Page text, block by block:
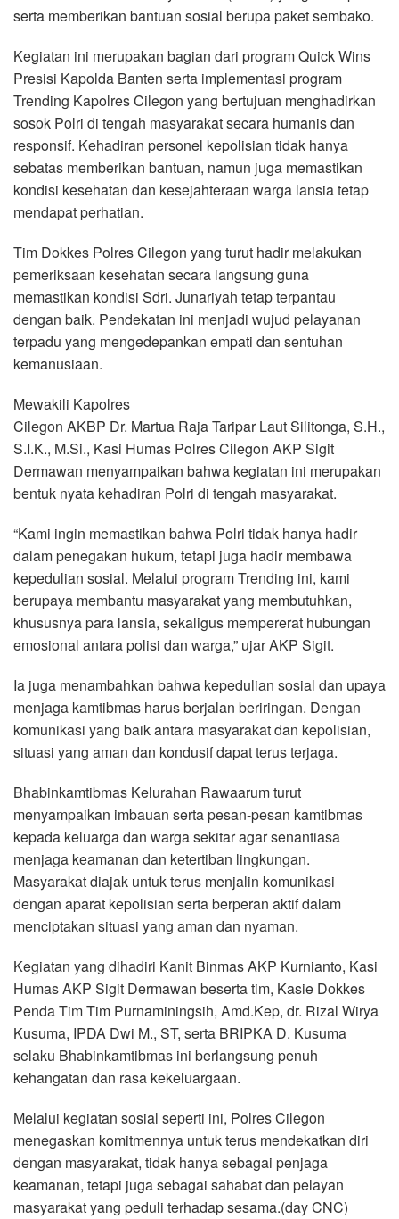
serta memberikan bantuan sosial berupa paket sembako.
Kegiatan ini merupakan bagian dari program Quick Wins
Presisi Kapolda Banten serta implementasi program
Trending Kapolres Cilegon yang bertujuan menghadirkan
sosok Polri di tengah masyarakat secara humanis dan
responsif. Kehadiran personel kepolisian tidak hanya
sebatas memberikan bantuan, namun juga memastikan
kondisi kesehatan dan kesejahteraan warga lansia tetap
mendapat perhatian.
Tim Dokkes Polres Cilegon yang turut hadir melakukan
pemeriksaan kesehatan secara langsung guna
memastikan kondisi Sdri. Junariyah tetap terpantau
dengan baik. Pendekatan ini menjadi wujud pelayanan
terpadu yang mengedepankan empati dan sentuhan
kemanusiaan.
Mewakili Kapolres
Cilegon AKBP Dr. Martua Raja Taripar Laut Silitonga, S.H.,
S.I.K., M.Si., Kasi Humas Polres Cilegon AKP Sigit
Dermawan menyampaikan bahwa kegiatan ini merupakan
bentuk nyata kehadiran Polri di tengah masyarakat.
“Kami ingin memastikan bahwa Polri tidak hanya hadir
dalam penegakan hukum, tetapi juga hadir membawa
kepedulian sosial. Melalui program Trending ini, kami
berupaya membantu masyarakat yang membutuhkan,
khususnya para lansia, sekaligus mempererat hubungan
emosional antara polisi dan warga,” ujar AKP Sigit.
Ia juga menambahkan bahwa kepedulian sosial dan upaya
menjaga kamtibmas harus berjalan beriringan. Dengan
komunikasi yang baik antara masyarakat dan kepolisian,
situasi yang aman dan kondusif dapat terus terjaga.
Bhabinkamtibmas Kelurahan Rawaarum turut
menyampaikan imbauan serta pesan-pesan kamtibmas
kepada keluarga dan warga sekitar agar senantiasa
menjaga keamanan dan ketertiban lingkungan.
Masyarakat diajak untuk terus menjalin komunikasi
dengan aparat kepolisian serta berperan aktif dalam
menciptakan situasi yang aman dan nyaman.
Kegiatan yang dihadiri Kanit Binmas AKP Kurnianto, Kasi
Humas AKP Sigit Dermawan beserta tim, Kasie Dokkes
Penda Tim Tim Purnaminingsih, Amd.Kep, dr. Rizal Wirya
Kusuma, IPDA Dwi M., ST, serta BRIPKA D. Kusuma
selaku Bhabinkamtibmas ini berlangsung penuh
kehangatan dan rasa kekeluargaan.
Melalui kegiatan sosial seperti ini, Polres Cilegon
menegaskan komitmennya untuk terus mendekatkan diri
dengan masyarakat, tidak hanya sebagai penjaga
keamanan, tetapi juga sebagai sahabat dan pelayan
masyarakat yang peduli terhadap sesama.(day CNC)